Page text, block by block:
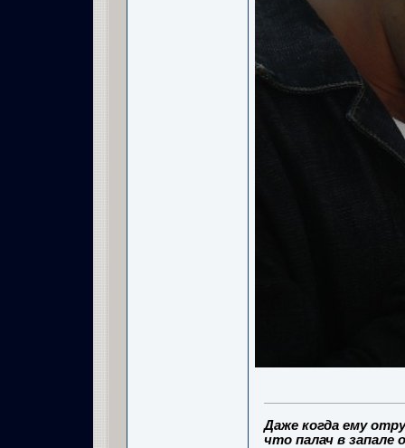
Даже когда ему
что палач в запале